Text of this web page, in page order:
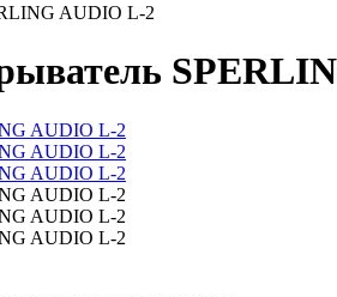
AUDIO L-2